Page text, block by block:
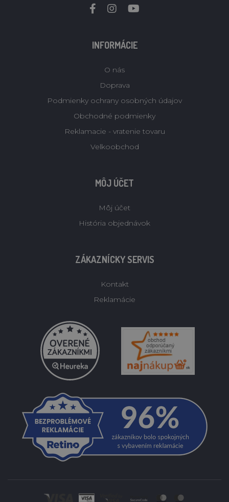
INFORMÁCIE
O nás
Doprava
Podmienky ochrany osobných údajov
Obchodné podmienky
Reklamacie - vratenie tovaru
Velkoobchod
MÔJ ÚČET
Môj účet
História objednávok
ZÁKAZNÍCKY SERVIS
Kontakt
Reklamácie